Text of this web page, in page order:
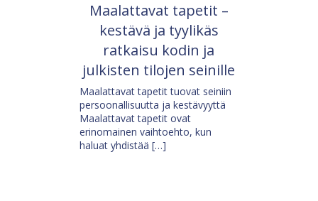
Maalattavat tapetit –
kestävä ja tyylikäs
ratkaisu kodin ja
julkisten tilojen seinille
Maalattavat tapetit tuovat seiniin
persoonallisuutta ja kestävyyttä
Maalattavat tapetit ovat
erinomainen vaihtoehto, kun
haluat yhdistää […]